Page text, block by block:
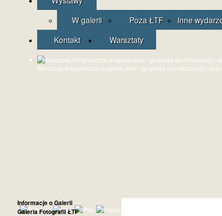
W galerii
Poza ŁTF
Inne
Kontakt
Warsztaty
Warsztaty fotograficzne indywidualne i grupowe dla młodzieży i
Informacje o Galerii
Galeria Fotografii ŁTF